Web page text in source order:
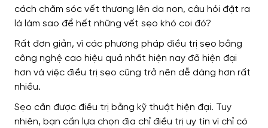
cách chăm sóc vết thương lên da non, câu hỏi đặt ra
là làm sao để hết những vết sẹo khó coi đó?
Rất đơn giản, vì các phương pháp điều trị sẹo bằng
công nghệ cao hiệu quả nhất hiện nay đã hiện đại
hơn và việc điều trị sẹo cũng trở nên dễ dàng hơn rất
nhiều.
Sẹo cần được điều trị bằng kỹ thuật hiện đại. Tuy
nhiên, bạn cần lựa chọn địa chỉ điều trị uy tín vì chỉ có